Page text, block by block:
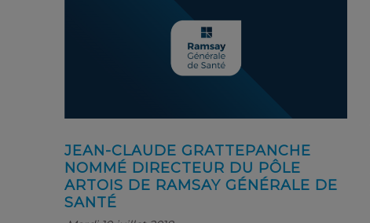
JEAN-CLAUDE GRATTEPANCHE
NOMMÉ DIRECTEUR DU PÔLE
ARTOIS DE RAMSAY GÉNÉRALE DE
SANTÉ